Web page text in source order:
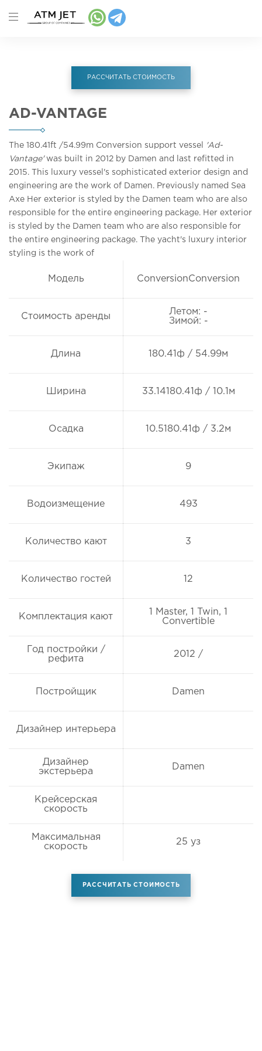
РАССЧИТАТЬ СТОИМОСТЬ
AD-VANTAGE
The 180.41ft /54.99m Conversion support vessel
'Ad-
Vantage'was built in 2012 by Damen and last refitted in
2015. This luxury vessel's sophisticated exterior design and
engineering are the work of Damen. Previously named Sea
Axe Her exterior is styled by the Damen team who are also
responsible for the entire engineering package. Her exterior
is styled by the Damen team who are also responsible for
the entire engineering package. The yacht's luxury interior
styling is the work of
Модель ConversionConversion
Стоимость аренды
Летом: -
Зимой: -
Длина 180.41ф / 54.99м
Ширина 33.14180.41ф / 10.1м
Осадка 10.5180.41ф / 3.2м
Экипаж 9
Водоизмещение 493
Количество кают 3
Количество гостей 12
Комплектация кают
1 Master, 1 Twin, 1
Convertible
Год постройки /
рефита
2012 /
Постройщик Damen
Дизайнер интерьера
Дизайнер
экстерьера
Damen
Крейсерская
скорость
Максимальная
скорость
25 уз
РАССЧИТАТЬ СТОИМОСТЬ